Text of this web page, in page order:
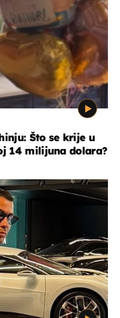
Što se krije u
14 milijuna dolara?